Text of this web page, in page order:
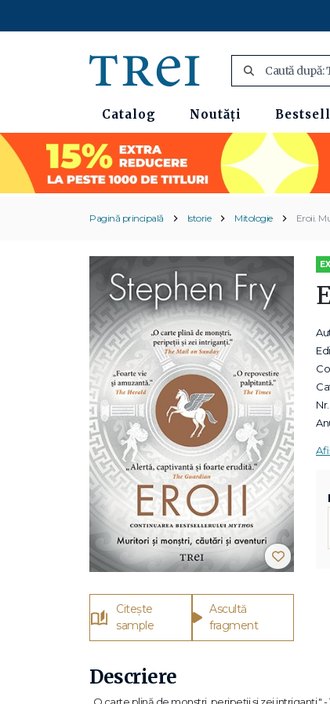
Catalog Noutăți
Pagină principală Istorie Mitologie Eroii.
Citește
sample
Ascultă
fragment
Descriere